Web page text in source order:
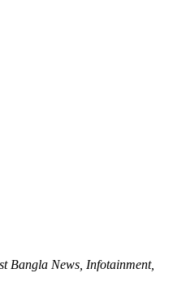
Bangla News, Infotainment,